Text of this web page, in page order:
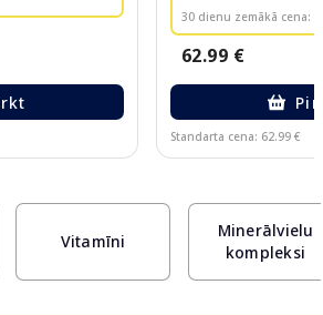
30 dienu zemākā cena:
62.99 €
Standarta cena: 62.99 €
Vitamīni
Minerālvielu
kompleksi